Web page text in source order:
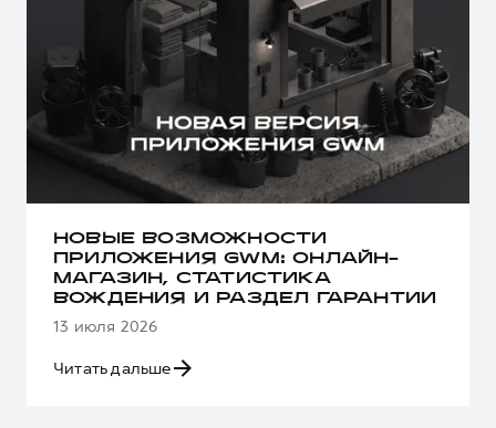
НОВЫЕ ВОЗМОЖНОСТИ
ПРИЛОЖЕНИЯ GWM: ОНЛАЙН-
МАГАЗИН, СТАТИСТИКА
ВОЖДЕНИЯ И РАЗДЕЛ ГАРАНТИИ
13 июля 2026
Читать дальше